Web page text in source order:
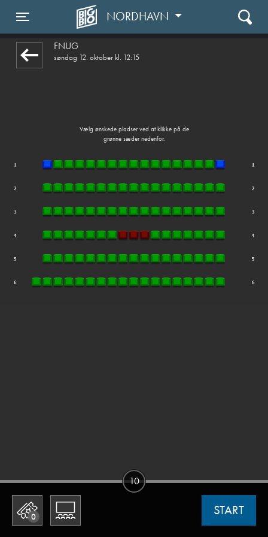
Toggle navigation
NORDHAVN
FNUG
søndag 12. oktober kl. 12:15
Vælg ønskede pladser ved at klikke på de
grønne sæder nedenfor.
0 START
10
1step-front02 110030